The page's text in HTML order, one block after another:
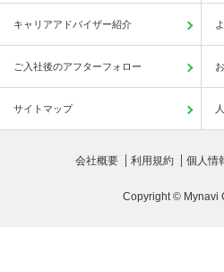
キャリアアドバイザー紹介
ご入社後のアフターフォロー
サイトマップ
会社概要 利用規約 個人情
Copyright © Mynavi